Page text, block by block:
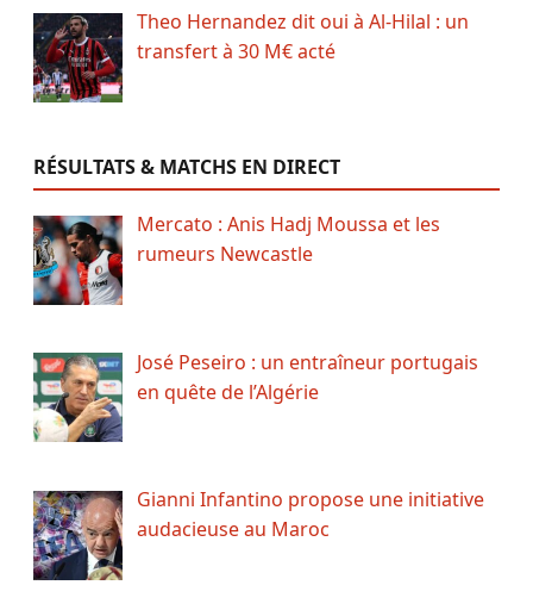
Theo Hernandez dit oui à Al-Hilal : un
transfert à 30 M€ acté
RÉSULTATS & MATCHS EN DIRECT
Mercato : Anis Hadj Moussa et les
rumeurs Newcastle
José Peseiro : un entraîneur portugais
en quête de l’Algérie
Gianni Infantino propose une initiative
audacieuse au Maroc